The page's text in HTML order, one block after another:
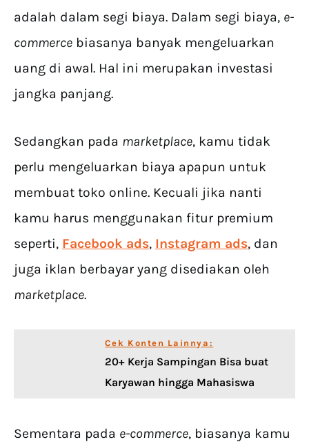
adalah dalam segi biaya. Dalam segi biaya, e-
commerce biasanya banyak mengeluarkan
uang di awal. Hal ini merupakan investasi
jangka panjang.
Sedangkan pada marketplace, kamu tidak
perlu mengeluarkan biaya apapun untuk
membuat toko online. Kecuali jika nanti
kamu harus menggunakan fitur premium
seperti, Facebook ads, Instagram ads, dan
juga iklan berbayar yang disediakan oleh
marketplace.
Cek Konten Lainnya:
20+ Kerja Sampingan Bisa buat
Karyawan hingga Mahasiswa
Sementara pada e-commerce, biasanya kamu